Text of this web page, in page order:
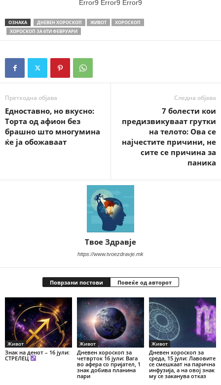
Error9 Error9 Error9
ОЗНАКА ДНЕВЕН ХОРОСКОП ЖИВОТ
ХОРОСКОП
ХОРОСКОП ЗА 6ТИ ФЕВРУАРИ
Претходна објава
Едноставно, но вкусно:
Торта од афион без
брашно што многумина
ќе ја обожаваат
Следна објава
7 болести кои
предизвикуваат грутки
на телото: Ова се
најчестите причини, не
сите се причина за
паника
Твое Здравје
https://www.tvoezdravje.mk
Поврзани постови Повеќе од авторот
Живот
Знак на денот – 16 јули:
СТРЕЛЕЦ
Живот
Дневен хороскоп за
четврток 16 јули: Вага
во афера со пријател, 1
знак добива планина
пари
Живот
Дневен хороскоп за
среда, 15 јули: Лавовите
се смешкаат на парична
инфузија, а на овој знак
му се заканува отказ